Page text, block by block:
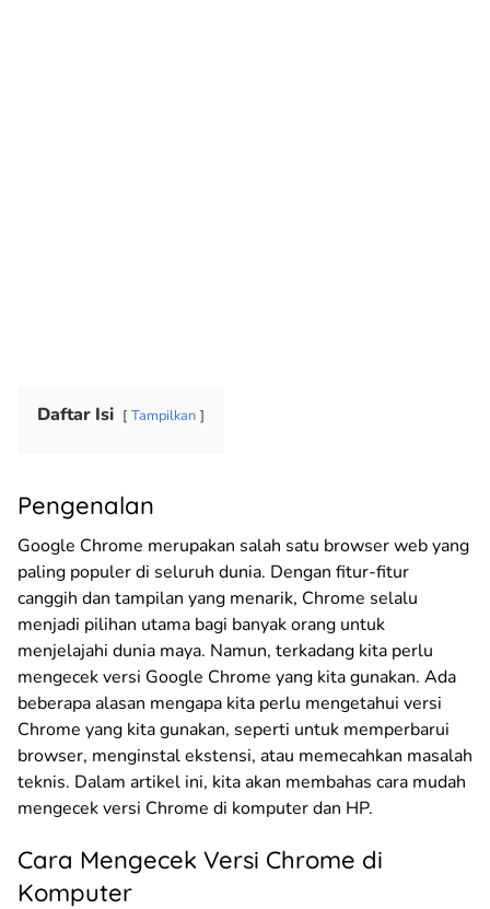
Daftar Isi Tampilkan
Pengenalan
Google Chrome merupakan salah satu browser web yang
paling populer di seluruh dunia. Dengan fitur-fitur
canggih dan tampilan yang menarik, Chrome selalu
menjadi pilihan utama bagi banyak orang untuk
menjelajahi dunia maya. Namun, terkadang kita perlu
mengecek versi Google Chrome yang kita gunakan. Ada
beberapa alasan mengapa kita perlu mengetahui versi
Chrome yang kita gunakan, seperti untuk memperbarui
browser, menginstal ekstensi, atau memecahkan masalah
teknis. Dalam artikel ini, kita akan membahas cara mudah
mengecek versi Chrome di komputer dan HP.
Cara Mengecek Versi Chrome di
Komputer